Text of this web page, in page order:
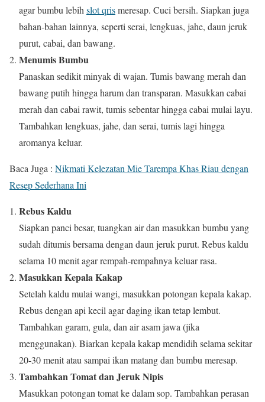
agar bumbu lebih slot qrismeresap. Cuci bersih. Siapkan juga
bahan-bahan lainnya, seperti serai, lengkuas, jahe, daun jeruk
purut, cabai, dan bawang.
Menumis Bumbu
Panaskan sedikit minyak di wajan. Tumis bawang merah dan
bawang putih hingga harum dan transparan. Masukkan cabai
merah dan cabai rawit, tumis sebentar hingga cabai mulai layu.
Tambahkan lengkuas, jahe, dan serai, tumis lagi hingga
aromanya keluar.
Baca Juga : Nikmati Kelezatan Mie Tarempa Khas Riau dengan
Resep Sederhana Ini
Rebus Kaldu
Siapkan panci besar, tuangkan air dan masukkan bumbu yang
sudah ditumis bersama dengan daun jeruk purut. Rebus kaldu
selama 10 menit agar rempah-rempahnya keluar rasa.
Masukkan Kepala Kakap
Setelah kaldu mulai wangi, masukkan potongan kepala kakap.
Rebus dengan api kecil agar daging ikan tetap lembut.
Tambahkan garam, gula, dan air asam jawa (jika
menggunakan). Biarkan kepala kakap mendidih selama sekitar
20-30 menit atau sampai ikan matang dan bumbu meresap.
Tambahkan Tomat dan Jeruk Nipis
Masukkan potongan tomat ke dalam sop. Tambahkan perasan